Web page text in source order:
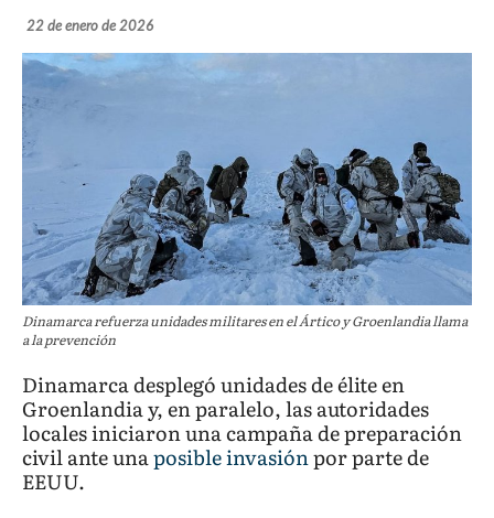
22 de enero de 2026
Dinamarca refuerza unidades militares en el Ártico y Groenlandia llama
a la prevención
Dinamarca desplegó unidades de élite en
Groenlandia y, en paralelo, las autoridades
locales iniciaron una campaña de preparación
civil ante unaposible invasiónpor parte de
EEUU.